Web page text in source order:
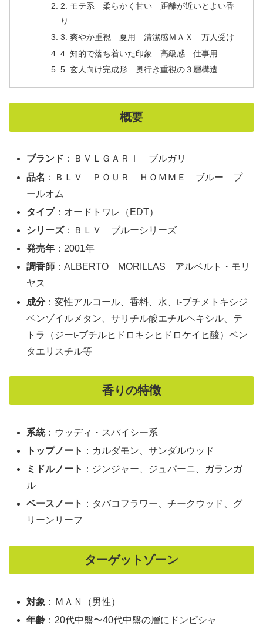
2. モテ系 柔らかく甘い 距離が近いとよい香
り
3. 爽やか重視 夏用 清潔感ＭＡＸ 万人受け
4. 知的で落ち着いた印象 高級感 仕事用
5. 玄人向け完成形 奥行き重視の３層構造
概要
ブランド ：ＢＶＬＧＡＲＩ ブルガリ
品名 ：ＢＬＶ ＰＯＵＲ ＨＯＭＭＥ ブルー プ
ールオム
タイプ：オードトワレ（EDT）
シリーズ：ＢＬＶ ブルーシリーズ
発売年 ：2001年
調香師 ：ALBERTO MORILLAS アルベルト・モリ
ヤス
成分：変性アルコール、香料、水、t-ブチメトキシジ
ベンゾイルメタン、サリチル酸エチルヘキシル、テ
トラ（ジーt-ブチルヒドロキシヒドロケイヒ酸）ベン
タエリスチル等
香りの特徴
系統：ウッディ・スパイシー系
トップノート ：カルダモン、サンダルウッド
ミドルノート ：ジンジャー、ジュパーニ、ガランガ
ル
ベースノート ：タバコフラワー、チークウッド、グ
リーンリーフ
ターゲットゾーン
対象 ：ＭＡＮ（男性）
年齢 ：20代中盤〜40代中盤の層にドンピシャ